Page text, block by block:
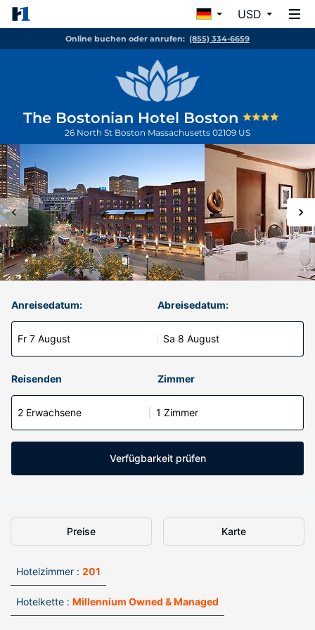
USD
Online buchen oder anrufen: (855) 334-6659
The Bostonian Hotel Boston
26 North St Boston Massachusetts 02109 US
Anreisedatum:
Fr 7 August
Abreisedatum:
Sa 8 August
Reisenden Zimmer
2 Erwachsene 1 Zimmer
Verfügbarkeit prüfen
Preise Karte
Hotelzimmer : 201
Hotelkette : Millennium Owned & Managed